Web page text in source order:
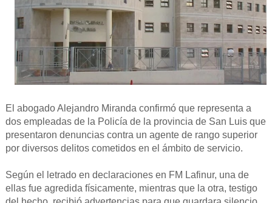
El abogado Alejandro Miranda confirmó que representa a
dos empleadas de la Policía de la provincia de San Luis que
presentaron denuncias contra un agente de rango superior
por diversos delitos cometidos en el ámbito de servicio.
Según el letrado en declaraciones en FM Lafinur, una de
ellas fue agredida físicamente, mientras que la otra, testigo